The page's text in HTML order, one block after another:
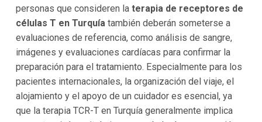
personas que consideren la terapia de receptores de
células T en Turquíatambién deberán someterse a
evaluaciones de referencia, como análisis de sangre,
imágenes y evaluaciones cardíacas para confirmar la
preparación para el tratamiento. Especialmente para los
pacientes internacionales, la organización del viaje, el
alojamiento y el apoyo de un cuidador es esencial, ya
que la terapia TCR-T en Turquía generalmente implica